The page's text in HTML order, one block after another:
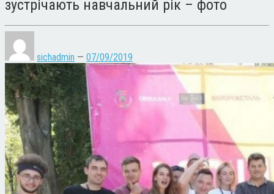
зустрічають навчальний рік – фото
sichadmin — 07/09/2019